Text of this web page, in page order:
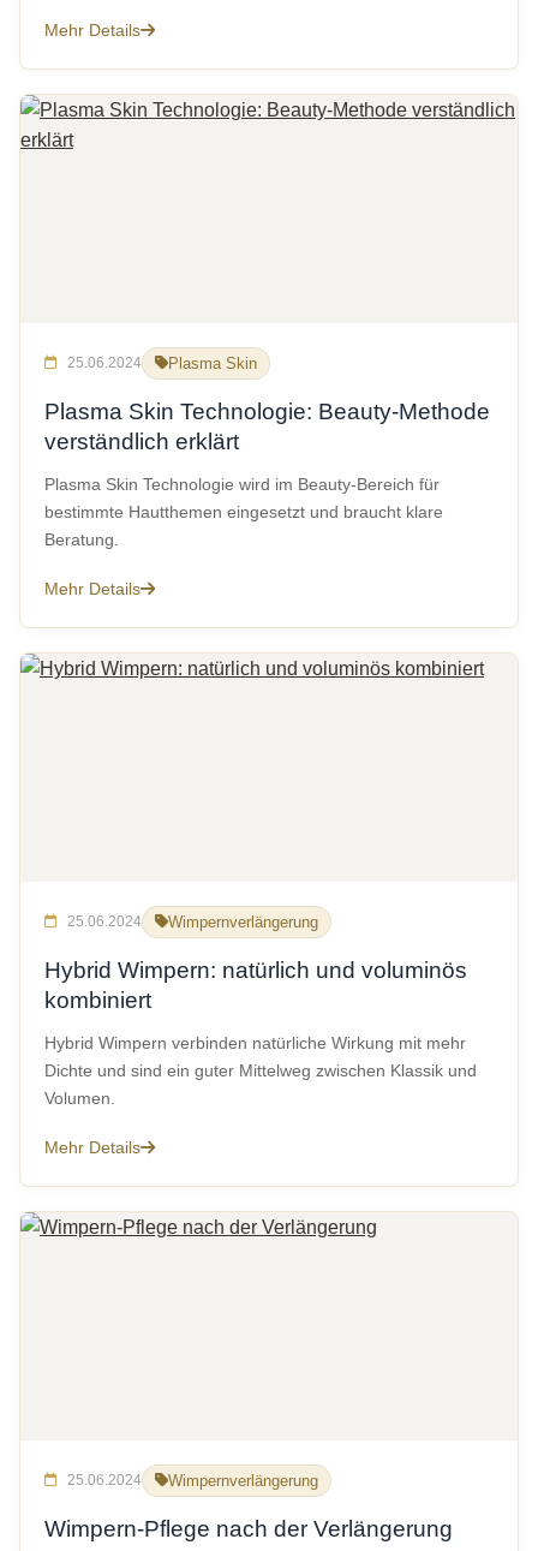
Mehr Details
25.06.2024 Plasma Skin
Plasma Skin Technologie: Beauty-Methode
verständlich erklärt
Plasma Skin Technologie wird im Beauty-Bereich für
bestimmte Hautthemen eingesetzt und braucht klare
Beratung.
Mehr Details
25.06.2024 Wimpernverlängerung
Hybrid Wimpern: natürlich und voluminös
kombiniert
Hybrid Wimpern verbinden natürliche Wirkung mit mehr
Dichte und sind ein guter Mittelweg zwischen Klassik und
Volumen.
Mehr Details
25.06.2024 Wimpernverlängerung
Wimpern-Pflege nach der Verlängerung